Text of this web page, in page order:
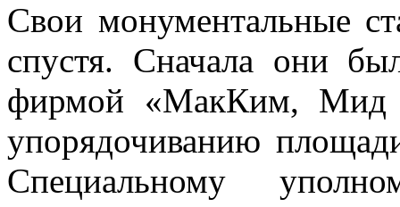
Свои монументальные
спустя. Сначала они
фирмой «МакКим, Мид
упорядочиванию
Специальному